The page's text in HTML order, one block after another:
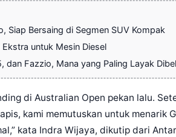
Siap Bersaing di Segmen SUV Kompak
untuk Mesin Diesel
Fazzio, Mana yang Paling Layak
di Australian Open pekan lalu.
kami memutuskan untuk menarik
kata Indra Wijaya, dikutip dari